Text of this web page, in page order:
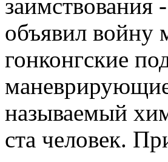
заимствования
объявил войну
гонконгские
называемый
ста человек.